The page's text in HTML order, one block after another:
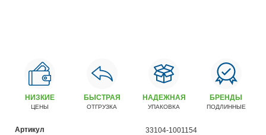
+7 (4162) 22-95-09
Запчасти
+7 (4162) 22-95-79
Сервисный центр
+7 (4162) 22–95–69
НИЗКИЕ
ЦЕНЫ
БЫСТРАЯ
ОТГРУЗКА
НАДЕЖНАЯ
УПАКОВКА
БРЕНДЫ
ПОДЛИННЫЕ
Артикул
33104-1001154